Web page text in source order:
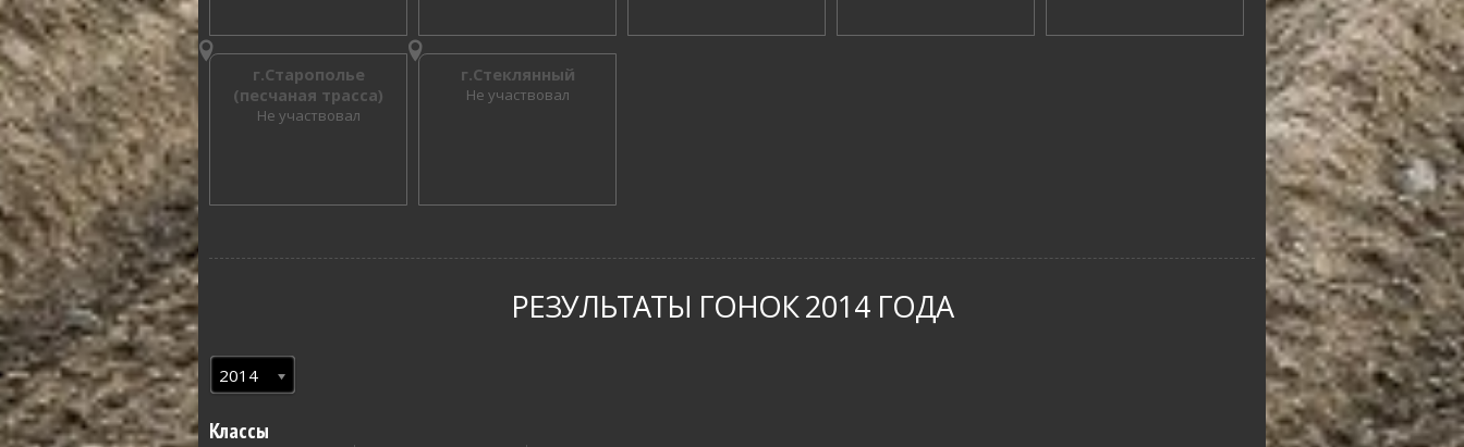
г.Старополье
(песчаная трасса)
Не участвовал
г.Стеклянный
Не участвовал
РЕЗУЛЬТАТЫ ГОНОК 2014 ГОДА
2014
Классы